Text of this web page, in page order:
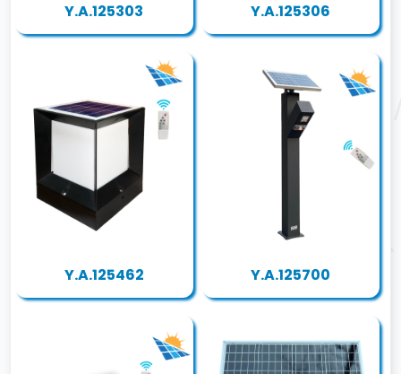
Y.A.125303 Y.A.125306
Y.A.125462 Y.A.125700